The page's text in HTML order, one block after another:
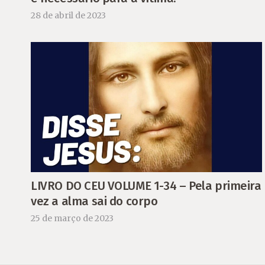
28 de abril de 2023
LIVRO DO CEU VOLUME 1-34 – Pela primeira
vez a alma sai do corpo
25 de março de 2023